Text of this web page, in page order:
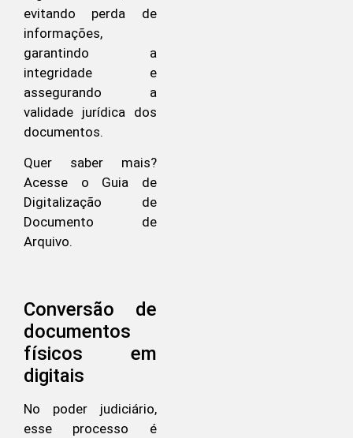
evitando perda de
informações,
garantindo a
integridade e
assegurando a
validade jurídica dos
documentos.
Quer saber mais?
Acesse o Guia de
Digitalização de
Documento de
Arquivo.
Conversão de
documentos
físicos em
digitais
No poder judiciário,
esse processo é